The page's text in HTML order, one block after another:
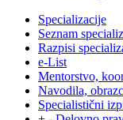
Specializacije
Seznam
Razpisi
e-List
Mentorstvo,
Navodila,
Specialistični